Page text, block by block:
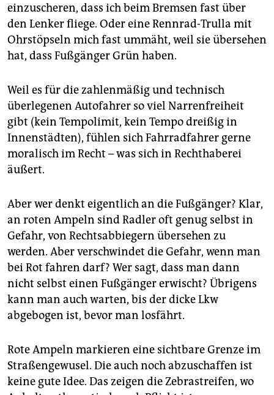
einzuscheren, dass ich beim Bremsen fast über
den Lenker fliege. Oder eine Rennrad-Trulla mit
Ohrstöpseln mich fast ummäht, weil sie übersehen
hat, dass Fußgänger Grün haben.
Weil es für die zahlenmäßig und technisch
überlegenen Autofahrer so viel Narrenfreiheit
gibt (kein Tempolimit, kein Tempo dreißig in
Innenstädten), fühlen sich Fahrradfahrer gerne
moralisch im Recht – was sich in Rechthaberei
äußert.
Aber wer denkt eigentlich an die Fußgänger? Klar,
an roten Ampeln sind Radler oft genug selbst in
Gefahr, von Rechtsabbiegern übersehen zu
werden. Aber verschwindet die Gefahr, wenn man
bei Rot fahren darf? Wer sagt, dass man dann
nicht selbst einen Fußgänger erwischt? Übrigens
kann man auch warten, bis der dicke Lkw
abgebogen ist, bevor man losfährt.
Rote Ampeln markieren eine sichtbare Grenze im
Straßengewusel. Die auch noch abzuschaffen ist
keine gute Idee. Das zeigen die Zebrastreifen, wo